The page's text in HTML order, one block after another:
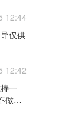
12:44
仅供
12:42
一
做为